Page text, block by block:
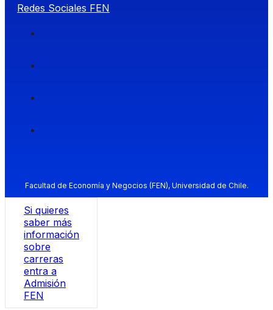
Redes Sociales FEN
Facultad de Economía y Negocios (FEN), Universidad de Chile.
Si quieres
saber más
información
sobre
carreras
entra a
Admisión
FEN